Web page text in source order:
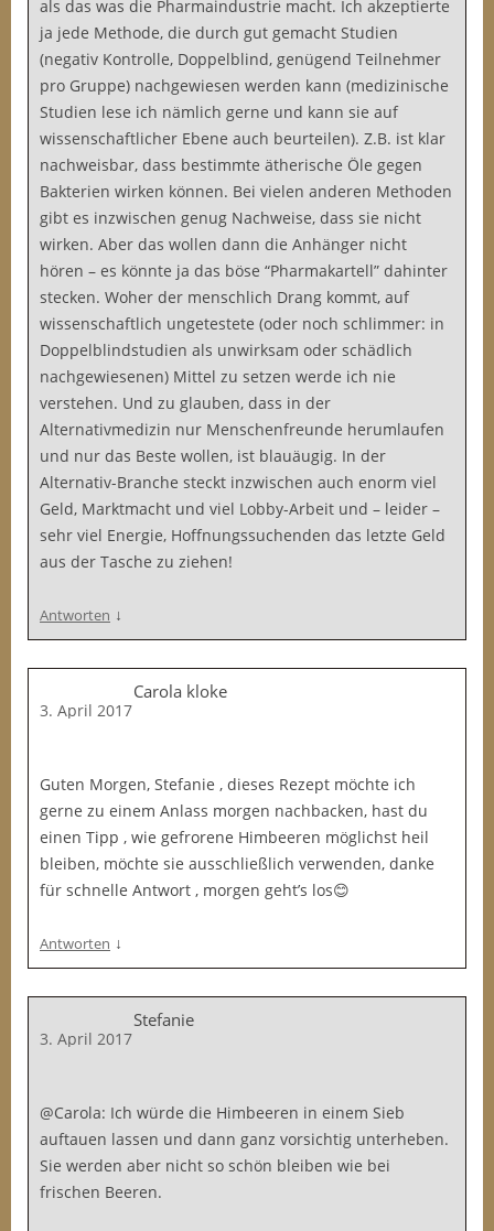
als das was die Pharmaindustrie macht. Ich akzeptierte
ja jede Methode, die durch gut gemacht Studien
(negativ Kontrolle, Doppelblind, genügend Teilnehmer
pro Gruppe) nachgewiesen werden kann (medizinische
Studien lese ich nämlich gerne und kann sie auf
wissenschaftlicher Ebene auch beurteilen). Z.B. ist klar
nachweisbar, dass bestimmte ätherische Öle gegen
Bakterien wirken können. Bei vielen anderen Methoden
gibt es inzwischen genug Nachweise, dass sie nicht
wirken. Aber das wollen dann die Anhänger nicht
hören – es könnte ja das böse “Pharmakartell” dahinter
stecken. Woher der menschlich Drang kommt, auf
wissenschaftlich ungetestete (oder noch schlimmer: in
Doppelblindstudien als unwirksam oder schädlich
nachgewiesenen) Mittel zu setzen werde ich nie
verstehen. Und zu glauben, dass in der
Alternativmedizin nur Menschenfreunde herumlaufen
und nur das Beste wollen, ist blauäugig. In der
Alternativ-Branche steckt inzwischen auch enorm viel
Geld, Marktmacht und viel Lobby-Arbeit und – leider –
sehr viel Energie, Hoffnungssuchenden das letzte Geld
aus der Tasche zu ziehen!
Antworten ↓
Carola kloke
3. April 2017
Guten Morgen, Stefanie , dieses Rezept möchte ich
gerne zu einem Anlass morgen nachbacken, hast du
einen Tipp , wie gefrorene Himbeeren möglichst heil
bleiben, möchte sie ausschließlich verwenden, danke
für schnelle Antwort , morgen geht’s los😊
Antworten ↓
Stefanie
3. April 2017
@Carola: Ich würde die Himbeeren in einem Sieb
auftauen lassen und dann ganz vorsichtig unterheben.
Sie werden aber nicht so schön bleiben wie bei
frischen Beeren.